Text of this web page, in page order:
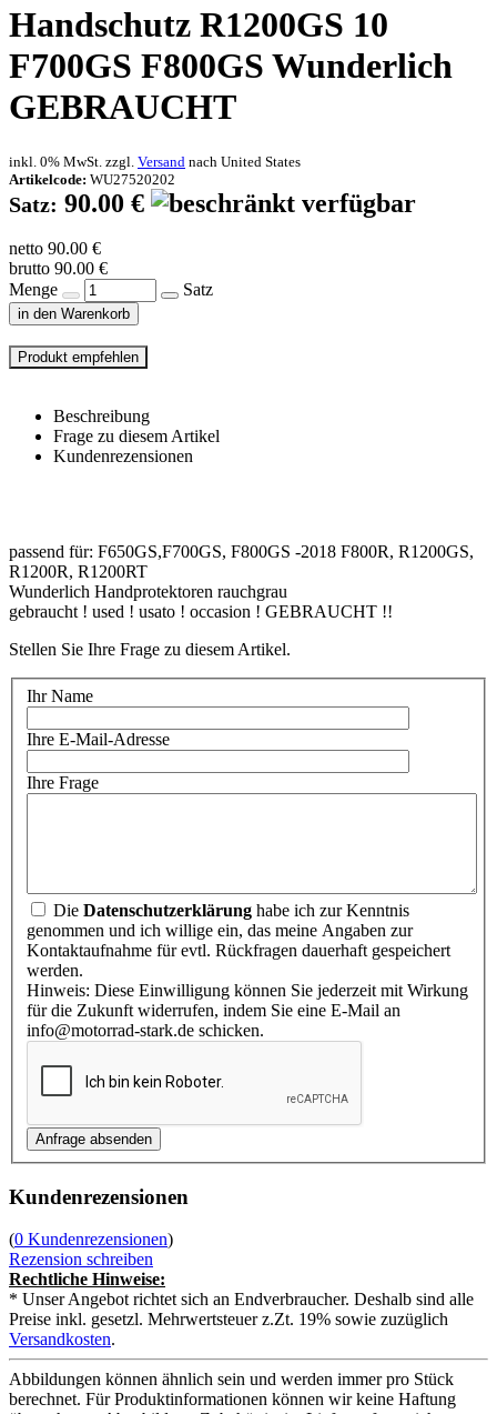
Handschutz R1200GS 10
F700GS F800GS Wunderlich
GEBRAUCHT
inkl. 0% MwSt. zzgl. Versand nach United States
Artikelcode: WU27520202
Satz: 90.00 €
netto 90.00 €
brutto 90.00 €
Menge
Satz
in den Warenkorb
Beschreibung
Frage zu diesem Artikel
Kundenrezensionen
passend für: F650GS,F700GS, F800GS -2018 F800R, R1200GS,
R1200R, R1200RT
Wunderlich Handprotektoren rauchgrau
gebraucht ! used ! usato ! occasion ! GEBRAUCHT !!
Stellen Sie Ihre Frage zu diesem Artikel.
Ihr Name
Ihre E-Mail-Adresse
Ihre Frage
Die Datenschutzerklärung habe ich zur Kenntnis
genommen und ich willige ein, das meine Angaben zur
Kontaktaufnahme für evtl. Rückfragen dauerhaft gespeichert
werden.
Hinweis: Diese Einwilligung können Sie jederzeit mit Wirkung
für die Zukunft widerrufen, indem Sie eine E-Mail an
info@motorrad-stark.de schicken.
Kundenrezensionen
(0 Kundenrezensionen)
Rezension schreiben
Rechtliche Hinweise:
* Unser Angebot richtet sich an Endverbraucher. Deshalb sind alle
Preise inkl. gesetzl. Mehrwertsteuer z.Zt. 19% sowie zuzüglich
Versandkosten.
Abbildungen können ähnlich sein und werden immer pro Stück
berechnet. Für Produktinformationen können wir keine Haftung